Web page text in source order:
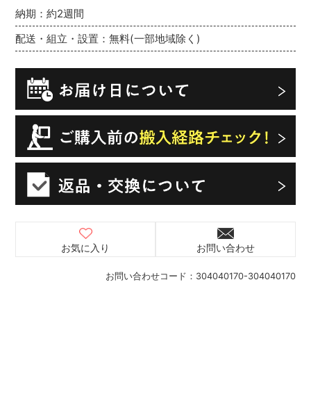
お問い合わせコード： 304040170-304040170
納期：約2週間
配送・組立・設置：無料(一部地域除く)
お気に入り お問い合わせ